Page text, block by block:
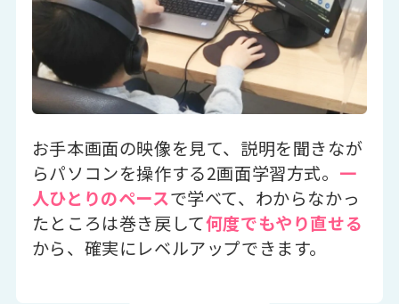
お手本画面の映像を見て、説明を聞きなが
らパソコンを操作する2画面学習方式。 一
人ひとりのペースで学べて、わからなかっ
たところは巻き戻して何度でもやり直せる
から、確実にレベルアップできます。